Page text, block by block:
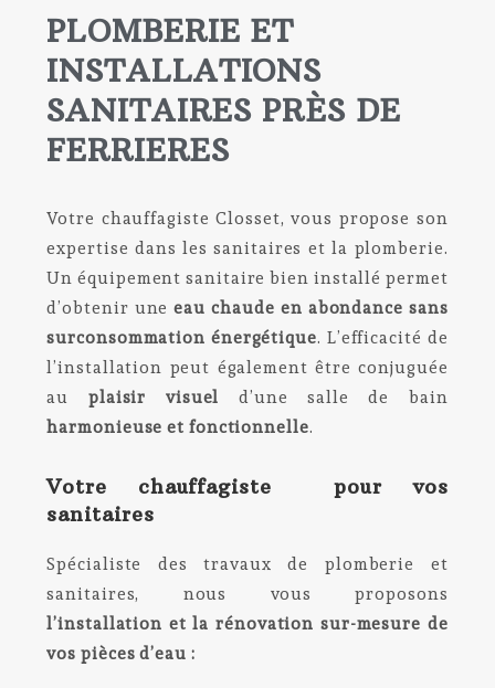
PLOMBERIE ET
INSTALLATIONS
SANITAIRES PRÈS DE
FERRIERES
Votre chauffagiste Closset, vous propose son
expertise dans les sanitaires et la plomberie.
Un équipement sanitaire bien installé permet
d’obtenir uneeau chaude en abondance sans
surconsommation énergétique. L’efficacité de
l’installation peut également être conjuguée
au plaisir visuel d’une salle de bain
harmonieuse et fonctionnelle.
Votre chauffagiste pour vos
sanitaires
Spécialiste des travaux de plomberie et
sanitaires, nous vous proposons
l’installation et la rénovation sur-mesure de
vos pièces d’eau :